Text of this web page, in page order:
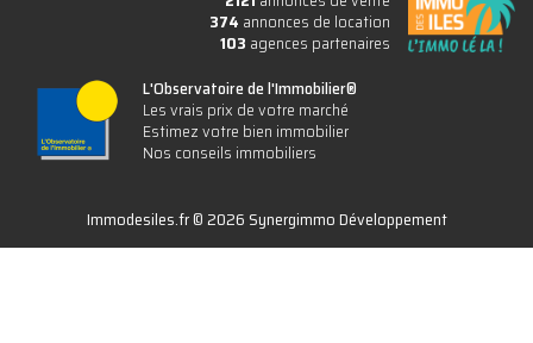
374 annonces de location
103 agences partenaires
L'Observatoire de l'Immobilier®
Les vrais prix de votre marché
Estimez votre bien immobilier
Nos conseils immobiliers
Immodesiles.fr © 2026 Synergimmo Développement